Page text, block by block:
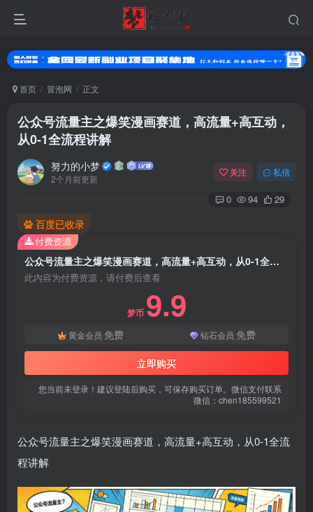
首页 冒泡网 正文
公众号流量主之爆笑漫画赛道，高流量+高互动，
从0-1全流程讲解
努力的小梦
2个月前更新
关注 私信
0 94 29
百度已收录
公众号流量主之爆笑漫画赛道，高流量+高互动，从0-1全流程讲解
此内容为付费资源，请付费后查看
梦币 9.9
黄金会员 免费 钻石会员 免费
立即购买
您当前未登录！建议登陆后购买，可保存购买订单。微信支付联系
微信：chen185599521
付费资源
公众号流量主之爆笑漫画赛道，高流量+高互动，从0-1全流
程讲解
登录
没有账号？立即注册
微信登录